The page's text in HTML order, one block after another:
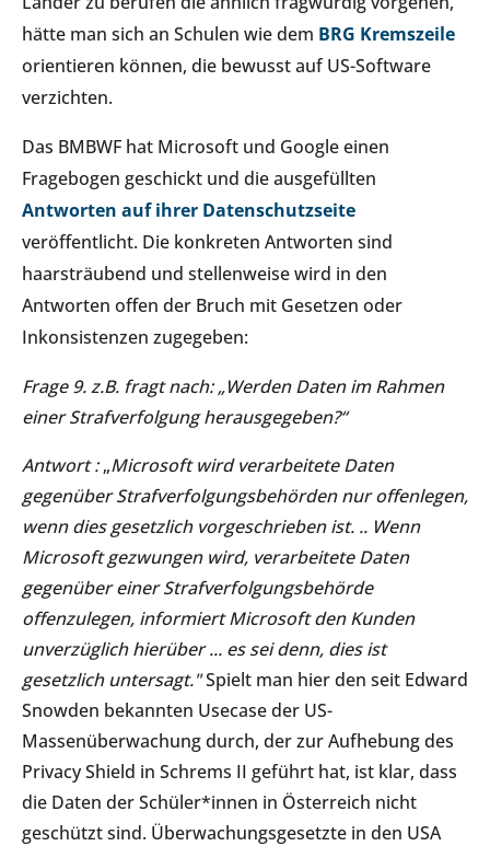
hätte man sich an Schulen wie dem BRG Kremszeile
orientieren können, die bewusst auf US-Software
verzichten.
Das BMBWF hat Microsoft und Google einen
Fragebogen geschickt und die ausgefüllten
Antworten auf ihrer Datenschutzseite
veröffentlicht. Die konkreten Antworten sind
haarsträubend und stellenweise wird in den
Antworten offen der Bruch mit Gesetzen oder
Inkonsistenzen zugegeben:
Frage 9. z.B. fragt nach: „Werden Daten im Rahmen
einer Strafverfolgung herausgegeben?“
Antwort :„Microsoft wird verarbeitete Daten
gegenüber Strafverfolgungsbehörden nur offenlegen,
wenn dies gesetzlich vorgeschrieben ist. .. Wenn
Microsoft gezwungen wird, verarbeitete Daten
gegenüber einer Strafverfolgungsbehörde
offenzulegen, informiert Microsoft den Kunden
unverzüglich hierüber ... es sei denn, dies ist
gesetzlich untersagt."Spielt man hier den seit Edward
Snowden bekannten Usecase der US-
Massenüberwachung durch, der zur Aufhebung des
Privacy Shield in Schrems II geführt hat, ist klar, dass
die Daten der Schüler*innen in Österreich nicht
geschützt sind. Überwachungsgesetzte in den USA